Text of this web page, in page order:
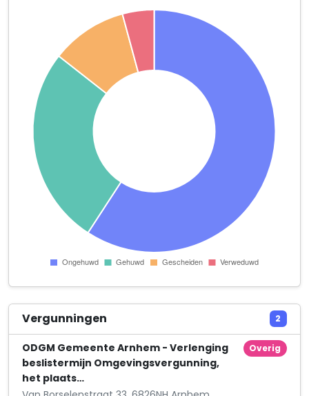
Kerkhoff Journalistiek & Media
Bontekoestraat 16
Kompas B.V.
Bethaniënstraat 220
Mees Zorgt
Scheldestraat 49
MLP Multilingual Diensten & Trading
Bontekoestraat 50
New Lines B.V.
Olthof Redactie
Waalstraat 21
Smartphone Arnhem
Sonoystraat 2
Vergunningen 2
ODGM Gemeente Arnhem - Verlenging
beslistermijn Omgevingsvergunning,
het plaats…
Overig